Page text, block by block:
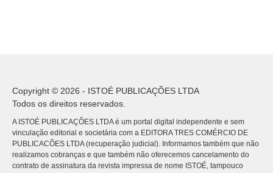
Copyright © 2026 - ISTOÉ PUBLICAÇÕES LTDA
Todos os direitos reservados.
A ISTOÉ PUBLICAÇÕES LTDA é um portal digital independente e sem
vinculação editorial e societária com a EDITORA TRES COMÉRCIO DE
PUBLICACÕES LTDA (recuperação judicial). Informamos também que não
realizamos cobranças e que também não oferecemos cancelamento do
contrato de assinatura da revista impressa de nome ISTOÉ, tampouco